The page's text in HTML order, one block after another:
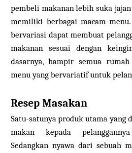
pembeli makanan lebih suka
memiliki berbagai macam
bervariasi dapat membuat
makanan sesuai dengan
dasarnya, hampir semua
menu yang bervariatif untuk
Resep Masakan
Satu-satunya produk utama yang
makan kepada
Sedangkan nyawa dari sebuah